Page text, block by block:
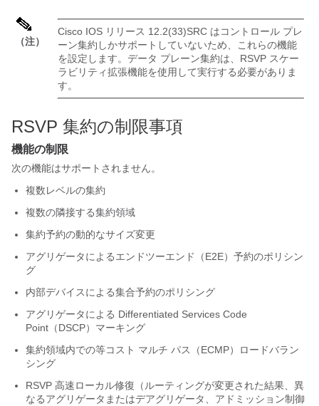
（注）
Cisco IOS リリース 12.2(33)SRC はコントロール プレ
ーン集約しかサポートしていないため、これらの機能
を設定します。データ プレーン集約は、RSVP スケー
ラビリティ拡張機能を使用して実行する必要がありま
す。
RSVP 集約の制限事項
機能の制限
次の機能はサポートされません。
複数レベルの集約
複数の隣接する集約領域
集約予約の動的なサイズ変更
アグリゲータによるエンドツーエンド（E2E）予約のポリシン
グ
内部デバイスによる集合予約のポリシング
アグリゲータによる Differentiated Services Code
Point（DSCP）マーキング
集約領域内での等コスト マルチ パス（ECMP）ロードバラン
シング
RSVP 高速ローカル修復（ルーティングが変更された結果、異
なるアグリゲータまたはデアグリゲータ、アドミッション制御